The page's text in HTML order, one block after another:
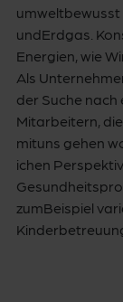
undErdgas.
Energien, wie
Als
der Suche
Mitarbeitern,
mituns gehen
ichen
zumBeispiel